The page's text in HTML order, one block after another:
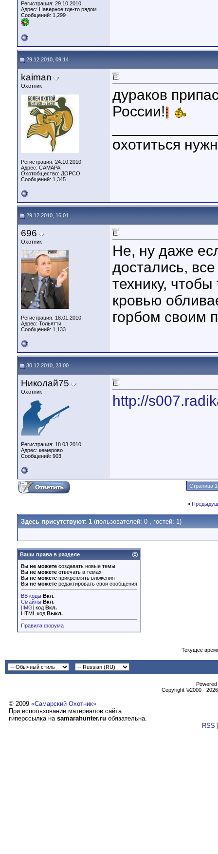
Регистрация: 29.10.2010
Адрес: Наверное где-то рядом
Сообщений: 1,299
29.12.2010, 09:14
kaiman
Охотник
Регистрация: 24.10.2010
Адрес: САМАРА
Охотобщество: ДОРСО
Сообщений: 1,345
дураков
России!
охотиться
29.12.2010, 16:01
696
Охотник
Регистрация: 18.01.2010
Адрес: Тольятти
Сообщений: 1,133
Не, ну даже
достались,
технику,
кровью
горбом своим
30.12.2010, 23:00
Николай75
Охотник
Регистрация: 18.03.2010
Адрес: кемерово
Сообщений: 903
http://
Страница
«
Здесь присутствуют: 1 (пользователей: 0 , гостей: 1)
Ваши права в разделе
Вы не можете создавать новые темы
Вы не можете отвечать в темах
Вы не можете прикреплять вложения
Вы не можете редактировать свои сообщения
BB коды Вкл.
Смайлы Вкл.
[IMG] код Вкл.
HTML код Выкл.
Правила форума
Текущее
Copyright ©2000 -
© 2009 «Самарский Охотник»
При использовании материалов сайта
гиперссылка на samarahunter.ru обязательна.
RSS